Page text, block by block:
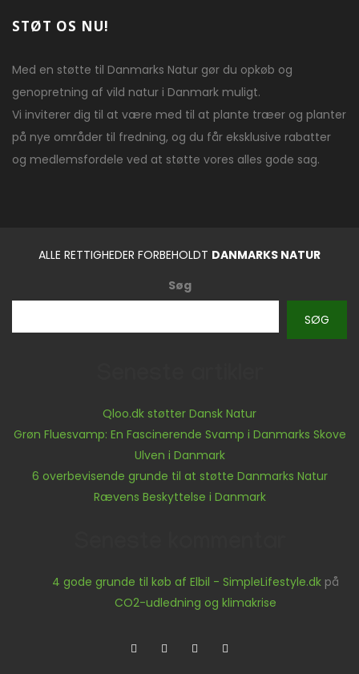
STØT OS NU!
Med en støtte til Danmarks Natur gør du opkøb og
genopretning af vild natur i Danmark muligt.
Vi inviterer dig til at være med til at plante træer og planter
på nye områder til fredning, og du får eksklusive rabatter
og medlemsfordele ved at støtte vores alles gode sag.
ALLE RETTIGHEDER FORBEHOLDT DANMARKS NATUR
Søg
SØG
Qloo.dk støtter Dansk Natur
Grøn Fluesvamp: En Fascinerende Svamp i Danmarks Skove
Ulven i Danmark
6 overbevisende grunde til at støtte Danmarks Natur
Rævens Beskyttelse i Danmark
4 gode grunde til køb af Elbil - SimpleLifestyle.dk på
CO2-udledning og klimakrise